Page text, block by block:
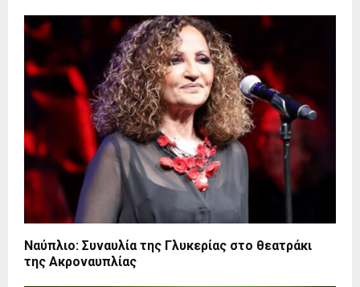
Ναύπλιο: Συναυλία της Γλυκερίας στο θεατράκι
της Ακροναυπλίας